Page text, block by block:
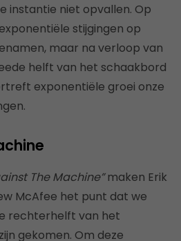
instantie niet opvallen. Op
stijgingen op
maar na verloop van
helft van het schaakbord
exponentiële groei onze
The Machine”maken Erik
McAfee het punt dat we
rechterhelft van het
gekomen. Om deze